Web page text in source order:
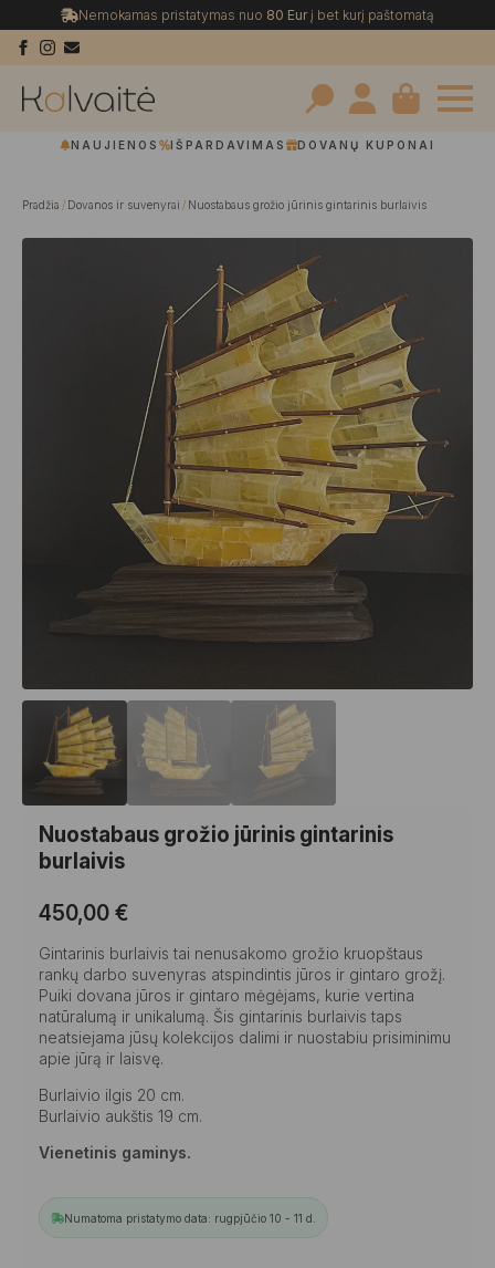
Nemokamas pristatymas nuo 80 Eurį bet kurį paštomatą
Search
NAUJIENOS IŠPARDAVIMAS DOVANŲ KUPONAI
Pradžia Dovanos ir suvenyrai Nuostabaus grožio jūrinis gintarinis burlaivis
Nuostabaus grožio jūrinis gintarinis
burlaivis
450,00 €
Gintarinis burlaivis tai nenusakomo grožio kruopštaus
rankų darbo suvenyras atspindintis jūros ir gintaro grožį.
Puiki dovana jūros ir gintaro mėgėjams, kurie vertina
natūralumą ir unikalumą. Šis gintarinis burlaivis taps
neatsiejama jūsų kolekcijos dalimi ir nuostabiu prisiminimu
apie jūrą ir laisvę.
Burlaivio ilgis 20 cm.
Burlaivio aukštis 19 cm.
Vienetinis gaminys.
Numatoma pristatymo data: rugpjūčio 10 - 11 d.